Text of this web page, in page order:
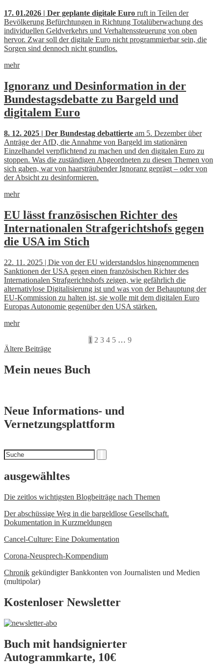
17. 01.2026 | Der geplante digitale Euro ruft in Teilen der
Bevölkerung Befürchtungen in Richtung Totalüberwachung des
individuellen Geldverkehrs und Verhaltenssteuerung von oben
hervor. Zwar soll der digitale Euro nicht programmierbar sein, die
Sorgen sind dennoch nicht grundlos.
mehr
Ignoranz und Desinformation in der
Bundestagsdebatte zu Bargeld und
digitalem Euro
8. 12. 2025 | Der Bundestag debattierte am 5. Dezember über
Anträge der AfD, die Annahme von Bargeld im stationären
Einzelhandel verpflichtend zu machen und den digitalen Euro zu
stoppen. Was die zuständigen Abgeordneten zu diesen Themen von
sich gaben, war von haarsträubender Ignoranz geprägt – oder von
der Absicht zu desinformieren.
mehr
EU lässt französischen Richter des
Internationalen Strafgerichtshofs gegen
die USA im Stich
22. 11. 2025 | Die von der EU widerstandslos hingenommenen
Sanktionen der USA gegen einen französischen Richter des
Internationalen Strafgerichtshofs zeigen, wie gefährlich die
alternativlose Digitalisierung ist und was von der Behauptung der
EU-Kommission zu halten ist, sie wolle mit dem digitalen Euro
Europas Autonomie gegenüber den USA stärken.
mehr
1 2 3 4 5 … 9
Beitragsnavigation
Ältere Beiträge
Mein neues Buch
Neue Informations- und
Vernetzungsplattform
Suchen
nach
ausgewähltes
Die zeitlos wichtigsten Blogbeiträge nach Themen
Der abschüssige Weg in die bargeldlose Gesellschaft.
Dokumentation in Kurzmeldungen
Cancel-Culture: Eine Dokumentation
Corona-Neusprech-Kompendium
Chronik gekündigter Bankkonten von Journalisten und Medien
(multipolar)
Kostenloser Newsletter
Buch mit handsignierter
Autogrammkarte, 10€